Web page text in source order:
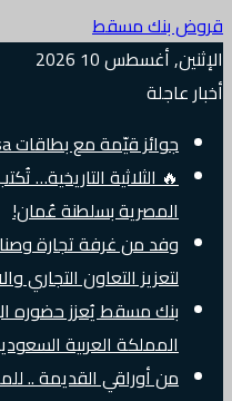
قروض بنك مسقط
الإثنين, أغسطس 10 2026
أخبار عاجلة
جوائز قيّمة مع بطاقات Visa الائتمانية من بنك مسقط
🔥 الثلاثية التاريخية…
المصرية بسلطنة عُمان!
وفد من غرفة تجارة
لتعزيز التعاون التجاري
بنك مسقط يُعزز حضوره
المملكة العربية
من أوراقي القديمة ..